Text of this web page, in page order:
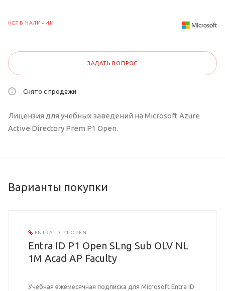
НЕТ В НАЛИЧИИ
ЗАДАТЬ ВОПРОС
Снято с продажи
Лицензия для учебных заведений на Microsoft Azure
Active Directory Prem P1 Open.
Варианты покупки
ENTRA ID P1 OPEN
Entra ID P1 Open SLng Sub OLV NL
1M Acad AP Faculty
Учебная ежемесячная подписка для Microsoft Entra ID